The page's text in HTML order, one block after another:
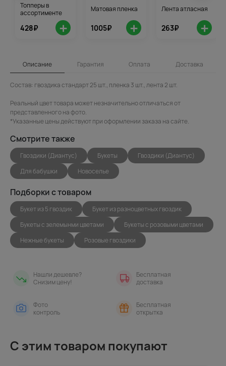
Топперы в
ассортименте
428₽ +
Матовая пленка
1005₽ +
Лента атласная
263₽ +
Описание Гарантия Оплата Доставка
Состав: гвоздика стандарт 25 шт., пленка 3 шт., лента 2 шт.
Реальный цвет товара может незначительно отличаться от
представленного на фото.
*Указанные цены действуют при оформлении заказа на сайте.
Смотрите также
Гвоздики (Диантус) Букеты
Гвоздики (Диантус)
Для бабушки
Новоселье
Подборки с товаром
Букет из 5 гвоздик
Букет из разноцветных гвоздик
Букеты с зелемынми цветами
Букеты с розовыми цветами
Нежные букеты
Розовые гвоздики
Нашли дешевле?
Снизим цену!
Бесплатная
доставка
Фото
контроль
Бесплатная
открытка
С этим товаром покупают